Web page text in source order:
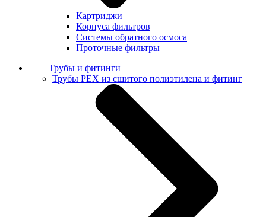
Картриджи
Корпуса фильтров
Системы обратного осмоса
Проточные фильтры
Трубы и фитинги
Трубы PEX из сшитого полиэтилена и фитинг